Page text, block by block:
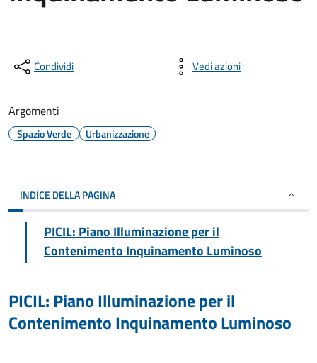
Condividi Vedi azioni
Argomenti
Spazio Verde Urbanizzazione
INDICE DELLA PAGINA
PICIL: Piano Illuminazione per il
Contenimento Inquinamento Luminoso
PICIL: Piano Illuminazione per il
Contenimento Inquinamento Luminoso